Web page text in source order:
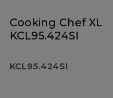
Cooking Chef XL
KCL95.424SI
KCL95.424SI